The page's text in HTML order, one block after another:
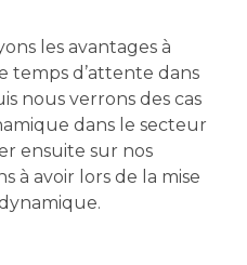
les avantages à
temps d’attente dans
nous verrons des cas
dans le secteur
ensuite sur nos
à avoir lors de la mise